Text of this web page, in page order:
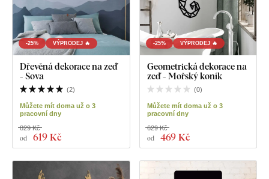
-25% VÝPRODEJ 🔥
Dřevěná dekorace na zeď
- Sova
(2)
Můžete mít doma už o 3
pracovní dny
od 619 Kč
829 Kč
-25% VÝPRODEJ 🔥
Geometrická dekorace na
zeď - Mořský koník
(0)
Můžete mít doma už o 3
pracovní dny
od 469 Kč
629 Kč